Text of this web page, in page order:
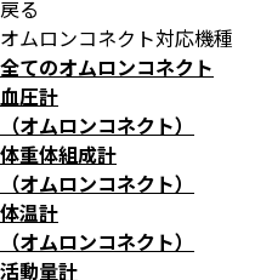
戻る
オムロンコネクト対応機種
全てのオムロンコネクト
血圧計
（オムロンコネクト）
体重体組成計
（オムロンコネクト）
体温計
（オムロンコネクト）
活動量計